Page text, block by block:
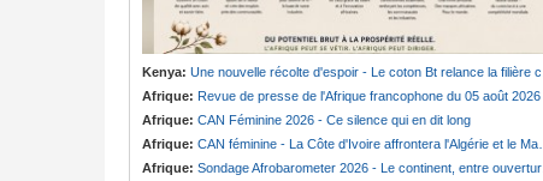
Kenya: Une nouvelle récolte d'espoir - Le coton Bt relance la filière cotonnière à Lamu
Afrique: Revue de presse de l'Afrique francophone du 05 août 2026
Afrique: CAN Féminine 2026 - Ce silence qui en dit long
Afrique: CAN féminine - La Côte d'Ivoire affrontera l'Algérie et le Maroc fera face à l'Afrique du Sud en quarts
Afrique: Sondage Afrobarometer 2026 - Le continent, entre ouverture commerciale et défiance migratoire